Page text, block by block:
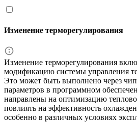
Изменение терморегулирования
Изменение терморегулирования
модификацию системы управления
Это может быть выполнено через
параметров в программном
направлены на оптимизацию
повлиять на эффективность
особенно в различных условиях